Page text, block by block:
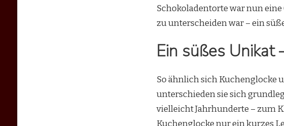
Schokoladentorte war nun
zu unterscheiden war – ein
Ein süßes Unikat
So ähnlich sich Kuchenglocke
unterschieden sie sich
vielleicht Jahrhunderte – zum
Kuchenglocke nur ein kurzes